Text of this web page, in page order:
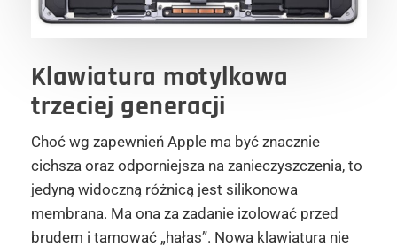
Klawiatura motylkowa
trzeciej generacji
Choć wg zapewnień Apple ma być znacznie
cichsza oraz odporniejsza na zanieczyszczenia, to
jedyną widoczną różnicą jest silikonowa
membrana. Ma ona za zadanie izolować przed
brudem i tamować „hałas”. Nowa klawiatura nie